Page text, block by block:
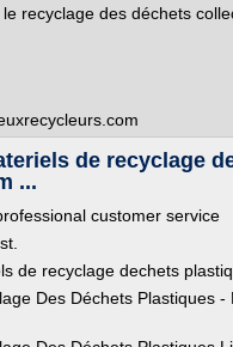
recyclage des déchets
de recyclage
...
customer service
de recyclage dechets
Des Déchets Plastiques -